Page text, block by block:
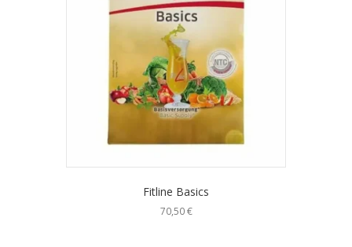
Fitline Basics
70,50€